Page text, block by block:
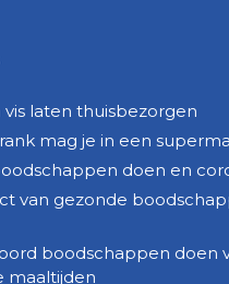
vis laten thuisbezorgen
mag je in een
doen en
van gezonde
boodschappen doen
maaltijden